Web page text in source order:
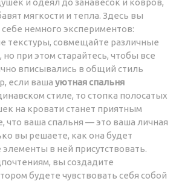
мягкости и тепла. Здесь вы
немного экспериментов:
текстуры, совмещайте различные
при этом старайтесь, чтобы все
вписывались в общий стиль
если ваша уютная спальня
стиле, то стопка полосатых
на кровати станет приятным
что ваша спальня — это ваша личная
вы решаете, как она будет
в ней присутствовать.
вы создадите
будете чувствовать себя собой